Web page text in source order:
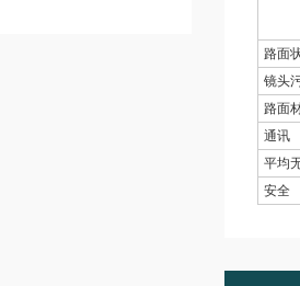
路面
镜头
路面
通讯
平均
安全